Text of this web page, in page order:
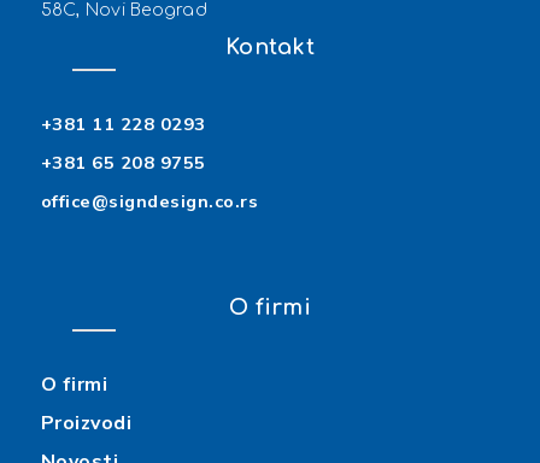
58C, Novi Beograd
Kontakt
+381 11 228 0293
+381 65 208 9755
office@signdesign.co.rs
O firmi
O firmi
Proizvodi